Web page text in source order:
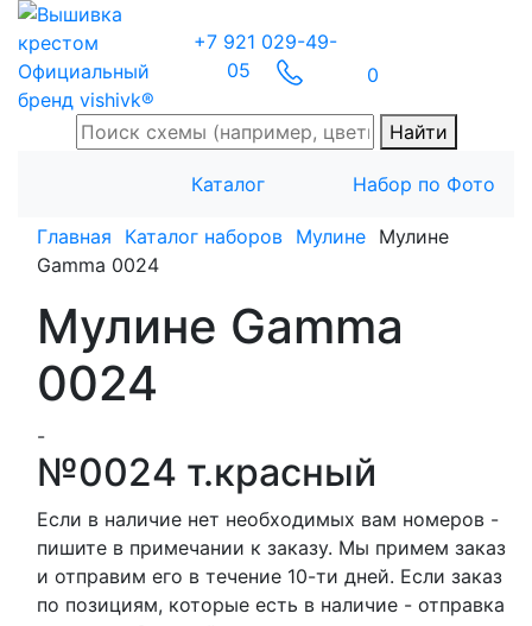
Официальный
бренд vishivk®
+7 921 029-49-
05
0
Найти
Каталог Набор по Фото
Главная Каталог наборов Мулине Мулине
Gamma 0024
Мулине Gamma
0024
-
№0024 т.красный
Если в наличие нет необходимых вам номеров -
пишите в примечании к заказу. Мы примем заказ
и отправим его в течение 10-ти дней. Если заказ
по позициям, которые есть в наличие - отправка